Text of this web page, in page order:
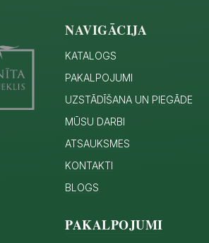
NAVIGĀCIJA
KATALOGS
PAKALPOJUMI
UZSTĀDĪŠANA UN PIEGĀDE
MŪSU DARBI
ATSAUKSMES
KONTAKTI
BLOGS
PAKALPOJUMI